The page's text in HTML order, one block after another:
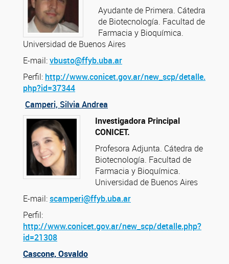
Ayudante de Primera. Cátedra
de Biotecnología. Facultad de
Farmacia y Bioquímica.
Universidad de Buenos Aires
E-mail:vbusto@ffyb.uba.ar
Perfil: http://www.conicet.gov.ar/new_scp/detalle.
php?id=37344
Camperi, Silvia Andrea
Investigadora Principal
CONICET.
Profesora Adjunta. Cátedra de
Biotecnología. Facultad de
Farmacia y Bioquímica.
Universidad de Buenos Aires
E-mail:scamperi@ffyb.uba.ar
Perfil:
http://www.conicet.gov.ar/new_scp/detalle.php?
id=21308
Cascone, Osvaldo